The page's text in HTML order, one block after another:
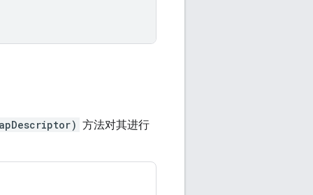
方法对其进行